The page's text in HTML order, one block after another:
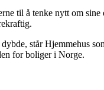
til å tenke nytt om sine
står Hjemmehus
for boliger i Norge.